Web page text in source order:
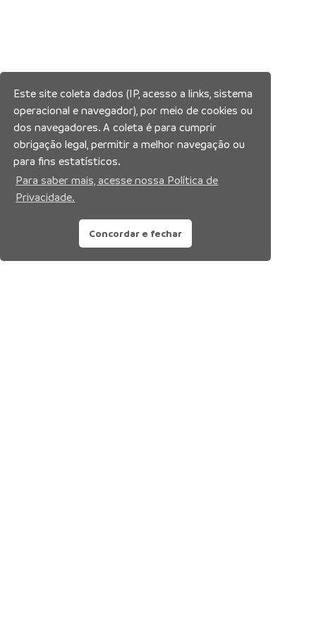
Este site coleta dados (IP, acesso a links, sistema
operacional e navegador), por meio de cookies ou
dos navegadores. A coleta é para cumprir
obrigação legal, permitir a melhor navegação ou
para fins estatísticos.
Para saber mais, acesse nossa Política de
Privacidade.
Concordar e fechar